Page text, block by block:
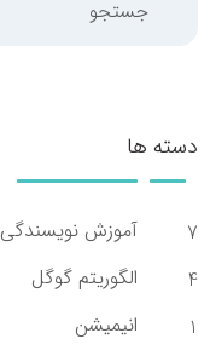
دسته ها
7
آموزش نویسندگی
4
الگوریتم گوگل
1
انیمیشن